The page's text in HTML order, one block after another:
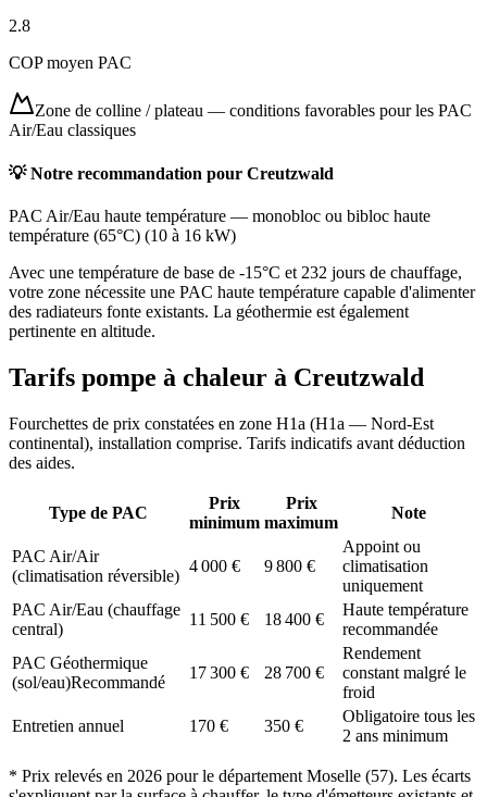
2.8
COP moyen PAC
Zone de colline / plateau — conditions favorables pour les PAC
Air/Eau classiques
💡 Notre recommandation pour Creutzwald
PAC Air/Eau haute température — monobloc ou bibloc haute
température (65°C) (10 à 16 kW)
Avec une température de base de -15°C et 232 jours de chauffage,
votre zone nécessite une PAC haute température capable d'alimenter
des radiateurs fonte existants. La géothermie est également
pertinente en altitude.
Tarifs pompe à chaleur à Creutzwald
Fourchettes de prix constatées en zone H1a (H1a — Nord-Est
continental), installation comprise. Tarifs indicatifs avant déduction
des aides.
Type de PAC
Prix
minimum
Prix
maximum
Note
PAC Air/Air
(climatisation réversible)
4 000 € 9 800 €
Appoint ou
climatisation
uniquement
PAC Air/Eau (chauffage
central)
11 500 € 18 400 €
Haute température
recommandée
PAC Géothermique
(sol/eau)Recommandé
17 300 € 28 700 €
Rendement
constant malgré le
froid
Entretien annuel
170 € 350 €
Obligatoire tous les
2 ans minimum
* Prix relevés en 2026 pour le département Moselle (57). Les écarts